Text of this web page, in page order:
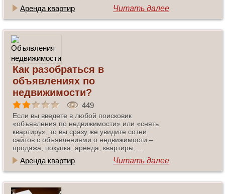
Аренда квартир Читать далее
Как разобраться в
объявлениях по
недвижимости?
449
Если вы введете в любой поисковик
«объявления по недвижимости» или «снять
квартиру», то вы сразу же увидите сотни
сайтов с объявлениями о недвижимости –
продажа, покупка, аренда, квартиры, ...
Аренда квартир Читать далее